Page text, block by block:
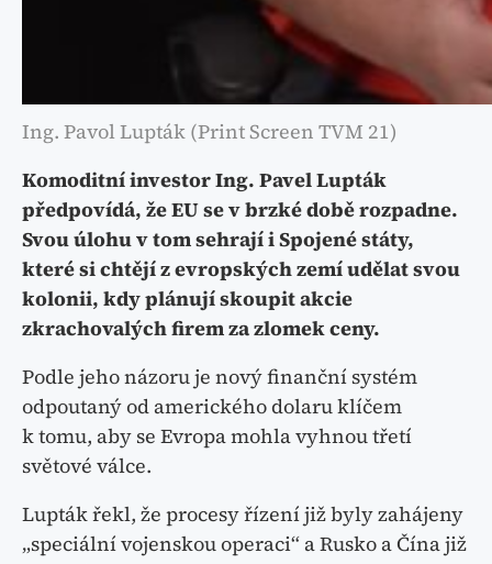
Ing. Pavol Lupták (Print Screen TVM 21)
Komoditní investor Ing. Pavel Lupták
předpovídá, že EU se v brzké době rozpadne.
Svou úlohu v tom sehrají i Spojené státy,
které si chtějí z evropských zemí udělat svou
kolonii, kdy plánují skoupit akcie
zkrachovalých firem za zlomek ceny.
Podle jeho názoru je nový finanční systém
odpoutaný od amerického dolaru klíčem
k tomu, aby se Evropa mohla vyhnou třetí
světové válce.
Lupták řekl, že procesy řízení již byly zahájeny
„speciální vojenskou operaci“ a Rusko a Čína již